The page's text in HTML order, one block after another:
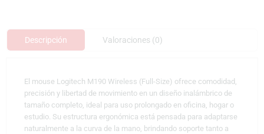
Descripción Valoraciones (0)
El mouse Logitech M190 Wireless (Full-Size) ofrece comodidad,
precisión y libertad de movimiento en un diseño inalámbrico de
tamaño completo, ideal para uso prolongado en oficina, hogar o
estudio. Su estructura ergonómica está pensada para adaptarse
naturalmente a la curva de la mano, brindando soporte tanto a